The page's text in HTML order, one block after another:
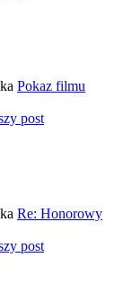
Pokaz filmu
post
Re: Honorowy
post